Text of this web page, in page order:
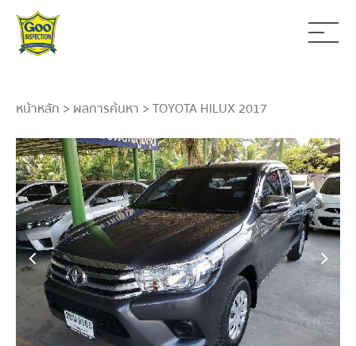
หน้าหลัก > ผลการค้นหา > TOYOTA HILUX 2017